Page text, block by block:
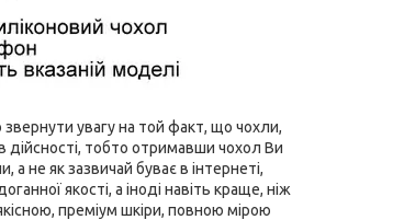
увагу на той факт, що чохли,
дійсності, тобто отримавши чохол Ви
не як зазвичай буває в інтернеті,
якості, а іноді навіть краще, ніж
преміум шкіри, повною мірою